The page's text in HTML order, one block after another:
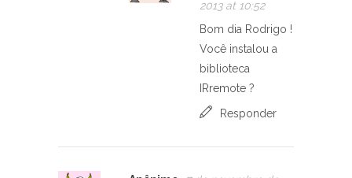
2013 at 10:52
Bom dia Rodrigo !
Você instalou a
biblioteca
IRremote ?
Responder